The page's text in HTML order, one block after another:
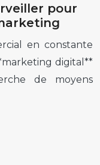
pour
en constante
digital**
de moyens